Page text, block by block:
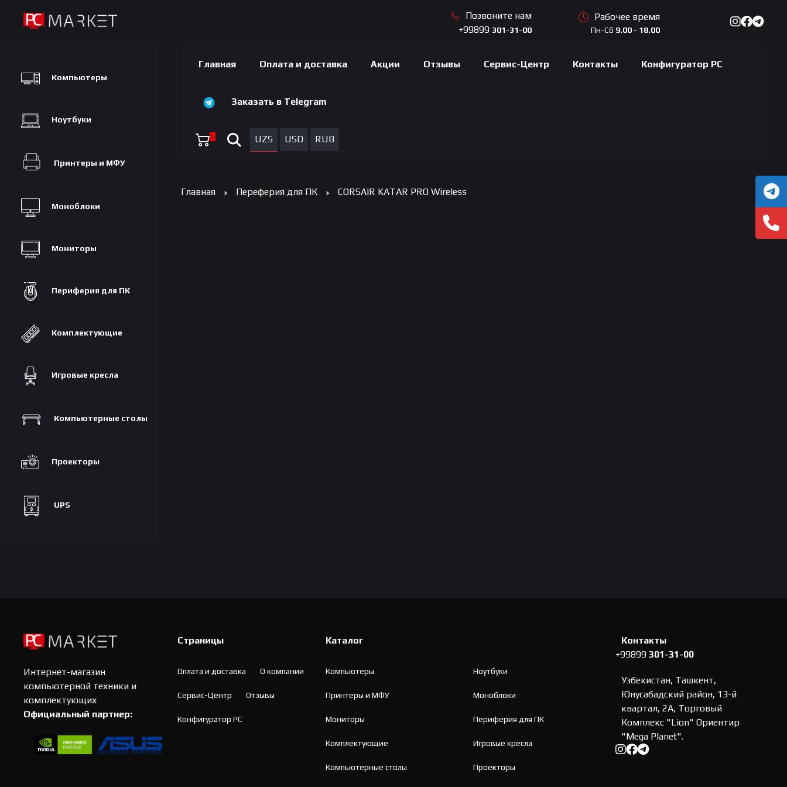
Позвоните нам
+99899 301-31-00
Рабочее время
Пн-Сб 9.00 - 18.00
Компьютеры
Ноутбуки
Принтеры и МФУ
Моноблоки
Мониторы
Периферия для ПК
Комплектующие
Игровые кресла
Компьютерные столы
Проекторы
UPS
Главная Оплата и доставка Акции Отзывы Сервис-Центр Контакты Конфигуратор PC
Заказать в Telegram
0 UZS USD RUB
Главная Переферия для ПК CORSAIR KATAR PRO Wireless
Интернет-магазин
компьютерной техники и
комплектующих
Официальный партнер:
Страницы
Оплата и доставка О компании
Сервис-Центр Отзывы
Конфигуратор PC
Каталог
Компьютеры Ноутбуки
Принтеры и МФУ Моноблоки
Мониторы Периферия для ПК
Комплектующие Игровые кресла
Компьютерные столы Проекторы
Контакты
+99899 301-31-00
Узбекистан, Ташкент,
Юнусабадский район, 13-й
квартал, 2А, Торговый
Комплекс "Lion" Ориентир
"Mega Planet".